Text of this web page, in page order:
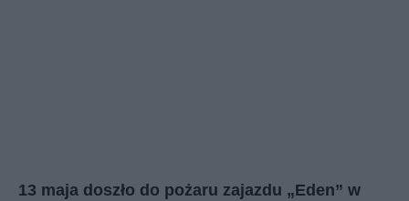
13 maja doszło do pożaru zajazdu „Eden” w